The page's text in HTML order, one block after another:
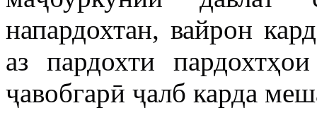
напардохтан, вайрон
аз пардохти
ҷавобгарӣ ҷалб карда